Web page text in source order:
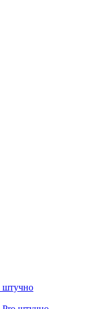
штучно